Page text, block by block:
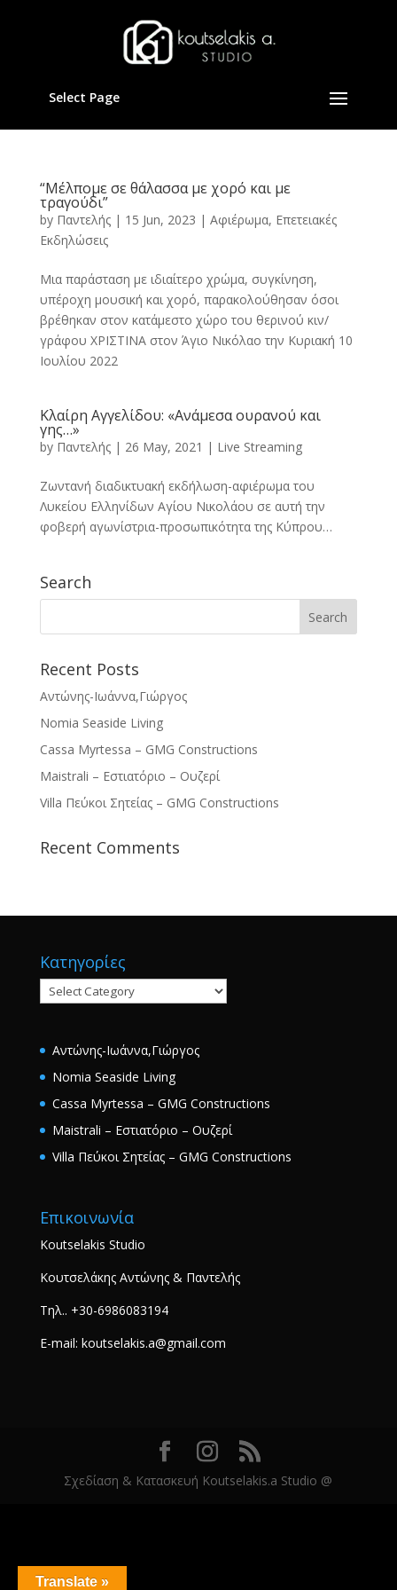
Select Page
“Μέλπομε σε θάλασσα με χορό και με
τραγούδι”
by Παντελής| 15 Jun, 2023 | Αφιέρωμα, Επετειακές
Εκδηλώσεις
Μια παράσταση με ιδιαίτερο χρώμα, συγκίνηση,
υπέροχη μουσική και χορό, παρακολούθησαν όσοι
βρέθηκαν στον κατάμεστο χώρο του θερινού κιν/
γράφου ΧΡΙΣΤΙΝΑ στον Άγιο Νικόλαο την Κυριακή 10
Ιουλίου 2022
Κλαίρη Αγγελίδου: «Ανάμεσα ουρανού και
γης…»
by Παντελής| 26 May, 2021 | Live Streaming
Ζωντανή διαδικτυακή εκδήλωση-αφιέρωμα του
Λυκείου Ελληνίδων Αγίου Νικολάου σε αυτή την
φοβερή αγωνίστρια-προσωπικότητα της Κύπρου…
Search
Recent Posts
Αντώνης-Ιωάννα,Γιώργος
Nomia Seaside Living
Cassa Myrtessa – GMG Constructions
Maistrali – Εστιατόριο – Ουζερί
Villa Πεύκοι Σητείας – GMG Constructions
Recent Comments
Κατηγορίες
Κατηγορίες
Αντώνης-Ιωάννα,Γιώργος
Nomia Seaside Living
Cassa Myrtessa – GMG Constructions
Maistrali – Εστιατόριο – Ουζερί
Villa Πεύκοι Σητείας – GMG Constructions
Επικοινωνία
Koutselakis Studio
Κουτσελάκης Αντώνης & Παντελής
Τηλ.. +30-6986083194
E-mail: koutselakis.a@gmail.com
Σχεδίαση & Κατασκευή Koutselakis.a Studio @
Translate »